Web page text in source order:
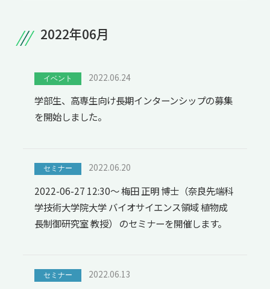
2022年06月
イベント 2022.06.24
学部生、高専生向け長期インターンシップの募集
を開始しました。
セミナー 2022.06.20
2022-06-27 12:30～ 梅田 正明 博士（奈良先端科
学技術大学院大学 バイオサイエンス領域 植物成
長制御研究室 教授） のセミナーを開催します。
セミナー 2022.06.13